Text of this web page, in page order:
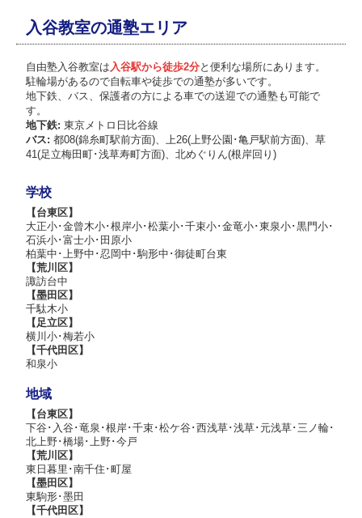
ていったなかで選定しました。
受験初日、第一志望の桜丘は不合格という結果に。
が、翌日の併願校は合格！これが自信復活に繋がっ
たのか、「もう一度第一志望校の桜丘を受験す
る！」と。
最後まで諦めずにやり切って、第一志望校に合格す
ることができました。
大きくなったなぁと思うことは増えましたが、それ
に大変だったと思います。
積み重ねたものを信じて、最後まで諦めなかったこ
と、この経験が自信になり、今後の人生の中で、さ
まざまな形で生かされることを願っています。
最後になりますが、娘が塾に通い始める時に求めた
のは、「いつでも何度でも質問しても良い塾」でし
た。少人数制と、質問しやすい先生との距離感、娘
にマッチしていたと思います。
指導にあたってくださった自由塾日暮里教室の先生
方、本当にありがとうございました。
気にして下さり、親子共に背中を押して頂きまし
た。
その頃ちょうど「ボク、高輪に行きたい!!」と自ら
ハッキリとした意思表明があり、そこから一気にエ
ンジン全開で４教科に取り組みました。
目標ができてからは、模試の点数の低さも自分のこ
ととして捉えられるようになり、次回はどうにか点
た。
夏休み前には中島塾長から「少し早いですが、国
語、算数は力がありますので過去問をやってみて下
さい」とアドバイスを頂き、取り組みました。今思
うと、あの時から国語、算数を取り組んでいなかっ
たら、受験本番までに過去問が充分にできていなか
ったと思います。本当に感謝しております。
そこからはひたすら４教科の演習、採点、振り返
り、復習、期間を空けて再度取り組み。を何度も何
度も繰り返しました。模試を受けるにつれ、算数、
理科が段々と得意になり、分からない問題があると
嬉しそうに「塾に持っていって教えてもらう〜！」
と言って出ていった姿がとても頼もしく感じまし
た。分からないことが不安ではなく、「先生に新し
いやり方を教えてもらえる！」と、信頼できる先生
と難問に取り組んだかけがえのない貴重な時間が、
ぐんぐん彼の自信になっていくのが分かりました。
社会も志望校の出題傾向を汲んで、資料問題に沢山
た。
そのアドバイスを軸に高校説明会、相談会へ足を運
校に決定。
挑戦校ではありましたが、定期考査対策や英検対策
に励んだ結果、苦手だった英語で準2級を取得。
各教科評定が上がり内申基準をクリアすることがで
きました。
格に合わせた温かい励ましのおかげで、無事に合格
をいただくことができました。
やる気がある時も、ない時も、決して見放さず根気
よく寄り添ってくださった結果です。
中島塾長先生をはじめ髙松副塾長先生、そして諸先
生方、最後まで諦めずに頑張り抜く力を授けてくだ
さり、親子共々心より感謝申し上げます。
えのもとに、良心的な教室運営を心掛けています。
詳しくは、受講料について
自由塾では、他の月と同様の月謝で夏期講習を受講
することができます。夏休みにたくさん勉強したい
という場合、追加でコマ数を増やすことは可能です
が、それでも数十万ということはあり得ません。春
期、冬期講習も同様で、通常の月謝の範囲内で受講
できます。
入谷教室の通塾エリア
自由塾入谷教室は 入谷駅から徒歩2分と便利な場所にあります。
駐輪場があるので自転車や徒歩での通塾が多いです。
地下鉄、バス、保護者の方による車での送迎での通塾も可能で
す。
地下鉄: 東京メトロ日比谷線
バス: 都08(錦糸町駅前方面)、上26(上野公園･亀戸駅前方面)、草
41(足立梅田町･浅草寿町方面)、北めぐりん(根岸回り)
学校
【台東区】
大正小･金曾木小･根岸小･松葉小･千束小･金竜小･東泉小･黒門小･
石浜小･富士小･田原小
柏葉中･上野中･忍岡中･駒形中･御徒町台東
【荒川区】
諏訪台中
【墨田区】
千駄木小
【足立区】
横川小･梅若小
【千代田区】
和泉小
地域
【台東区】
下谷･入谷･竜泉･根岸･千束･松ケ谷･西浅草･浅草･元浅草･三ノ輪･
北上野･橋場･上野･今戸
【荒川区】
東日暮里･南千住･町屋
【墨田区】
東駒形･墨田
【千代田区】